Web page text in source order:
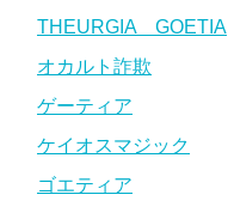
THEURGIA GOETIA
オカルト詐欺
ゲーティア
ケイオスマジック
ゴエティア